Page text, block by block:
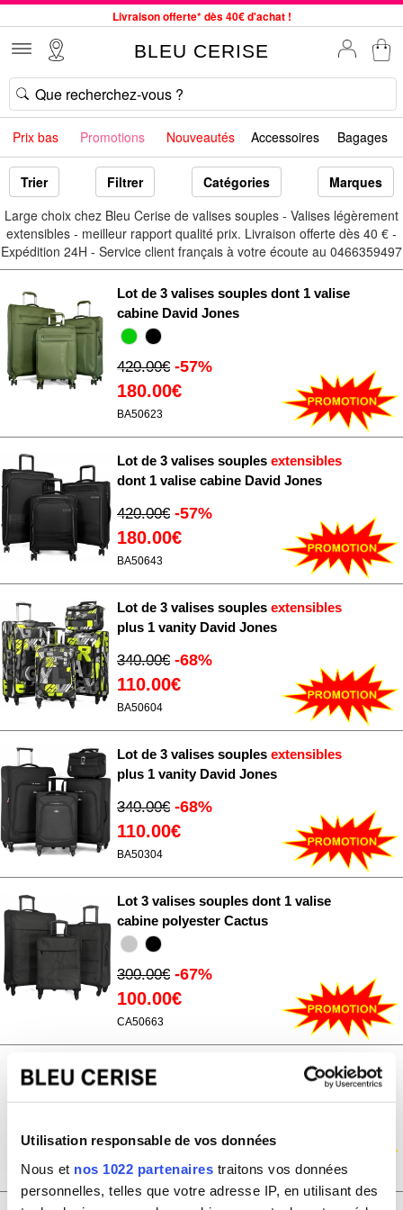
Utilisation responsable de vos données
Nous et nos 1022 partenaires traitons vos données
personnelles, telles que votre adresse IP, en utilisant des
Livraison offerte* dès 40€ d'achat !
Commande avant 12h expédiée le jour même, du lundi au vendredi
33 magasins en France. Un à proximité de chez vous ?
Bon shopping chez BLEU CERISE !
Jusqu'à -75% sur le site du 29/07 au 27/08
Samsonite, Delsey, American Tourister, Little Marcel à Prix Bas
BLEU CERISE
Prix bas Promotions Nouveautés Accessoires Bagages
Trier Filtrer Catégories
Marques
Large choix chez Bleu Cerise de valises souples - Valises légèrement
extensibles - meilleur rapport qualité prix. Livraison offerte dès 40 € -
Expédition 24H - Service client français à votre écoute au 0466359497
Lot de 3 valises souples dont 1 valise
cabine David Jones
420.00€ -57%
180.00€
BA50623
Lot de 3 valises souples extensibles
dont 1 valise cabine David Jones
420.00€ -57%
180.00€
BA50643
Lot de 3 valises souples extensibles
plus 1 vanity David Jones
340.00€ -68%
110.00€
BA50604
Lot de 3 valises souples extensibles
plus 1 vanity David Jones
340.00€ -68%
110.00€
BA50304
Lot 3 valises souples dont 1 valise
cabine polyester Cactus
300.00€ -67%
100.00€
CA50663
Lot 3 valises souples dont 1 valise
cabine Degré
99.99€
DE50503